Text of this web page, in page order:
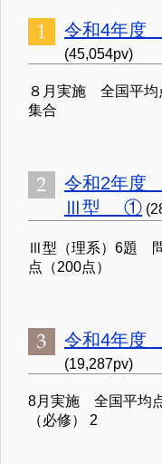
令和4年
(45,054pv)
８月実施 全国平
集合
令和2年
Ⅲ型 ①
Ⅲ型（理系）6題
点（200点）
令和4年
(19,287pv)
8月実施 全国平
（必修） 2